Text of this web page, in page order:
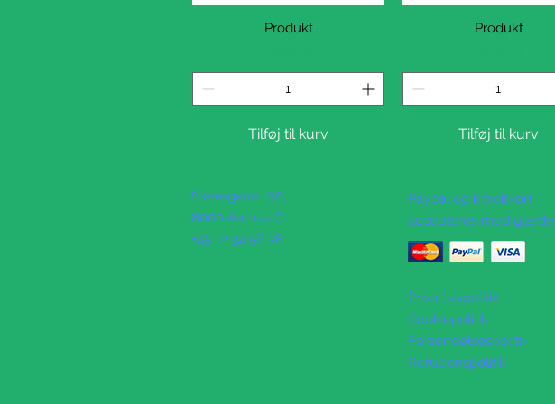
Hurtigvisning
Produkt
Tilføj til kurv
Hurtigvisning
Produkt
Tilføj til kurv
Nørregade 150,
8000 Aarhus C
+45 12 34 56 78
Paypal og kreditkort
accepteres med glæde
Privatlivspolitik
Cookiepolitik
Forsendelsespolitik
Refusionspolitik